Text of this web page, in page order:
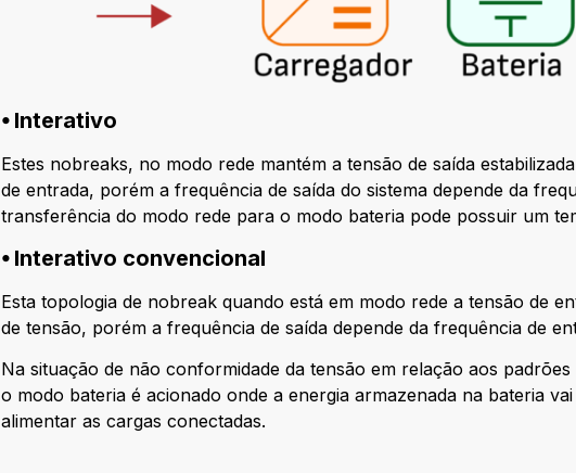
⦁ Interativo
Estes nobreaks, no modo rede mantém a tensão de saída
de entrada, porém a frequência de saída do sistema depende da
transferência do modo rede para o modo bateria pode possuir um
⦁ Interativo convencional
Esta topologia de nobreak quando está em modo rede a tensão de
de tensão, porém a frequência de saída depende da frequência de
Na situação de não conformidade da tensão em relação aos
o modo bateria é acionado onde a energia armazenada na bateria
alimentar as cargas conectadas.